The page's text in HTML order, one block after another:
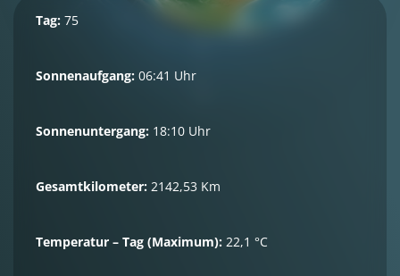
Tag: 75
Sonnenaufgang: 06:41 Uhr
Sonnenuntergang: 18:10 Uhr
Gesamtkilometer: 2142,53 Km
Temperatur – Tag (Maximum): 22,1 °C